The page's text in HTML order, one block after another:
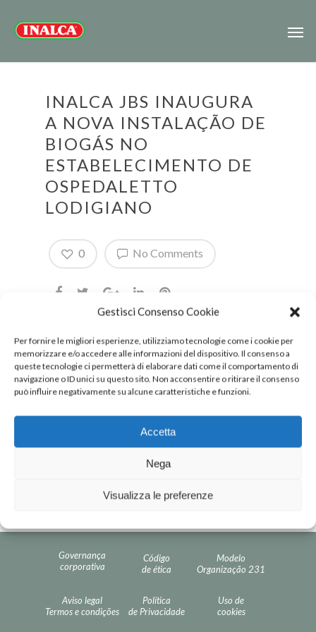
Gestisci Consenso Cookie
Per fornire le migliori esperienze, utilizziamo tecnologie come i cookie per
memorizzare e/o accedere alle informazioni del dispositivo. Il consenso a
queste tecnologie ci permetterà di elaborare dati come il comportamento di
navigazione o ID unici su questo sito. Non acconsentire o ritirare il consenso
può influire negativamente su alcune caratteristiche e funzioni.
Accetta
Nega
Visualizza le preferenze
INALCA JBS INAUGURA
A NOVA INSTALAÇÃO DE
BIOGÁS NO
ESTABELECIMENTO DE
OSPEDALETTO
LODIGIANO
No Comments
0
DOWNLOAD
PDF
Governança
corporativa
Código
de ética
Modelo
Organização 231
Aviso legal
Termos e condições
Política
de Privacidade
Uso de
cookies